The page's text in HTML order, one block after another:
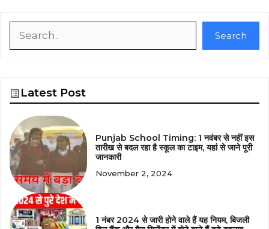
Search
Latest Post
Punjab School Timing: 1 नवंबर से नहीं इस
तारीख से बदल रहा है स्कूल का टाइम, यहां से जाने पूरी
जानकारी
November 2, 2024
1 नंबर 2024 से जारी होने वाले हैं यह नियम, बिजली